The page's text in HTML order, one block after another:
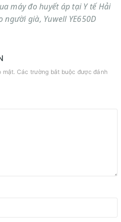
máy đo huyết áp tại Y tế Hải
người già, Yuwell YE650D
Các trường bắt buộc được đánh